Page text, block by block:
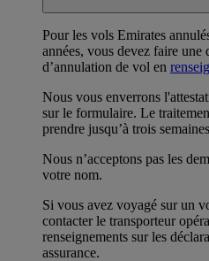
Pour les vols Emirates
années, vous devez faire une
d’annulation de vol en
Nous vous enverrons
sur le formulaire. Le
prendre jusqu’à trois
Nous n’acceptons pas les
votre nom.
Si vous avez voyagé sur un
contacter le transporteur
renseignements sur les
assurance.